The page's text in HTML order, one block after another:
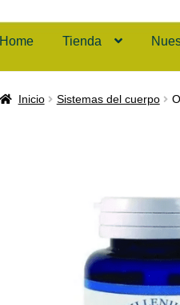
Home Tienda
InicioCarrito de compras
Inicio Sistemas del cuerpo